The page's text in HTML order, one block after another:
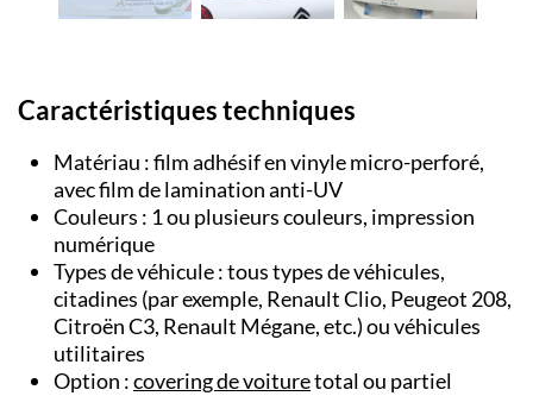
Caractéristiques techniques
Matériau : film adhésif en vinyle micro-perforé,
avec film de lamination anti-UV
Couleurs : 1 ou plusieurs couleurs, impression
numérique
Types de véhicule : tous types de véhicules,
citadines (par exemple, Renault Clio, Peugeot 208,
Citroën C3, Renault Mégane, etc.) ou véhicules
utilitaires
Option :covering de voituretotal ou partiel